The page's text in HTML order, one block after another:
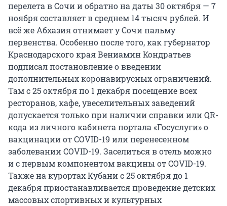
перелета в Сочи и обратно на даты 30 октября — 7
ноября составляет в среднем 14 тысяч рублей. И
всё же Абхазия отнимает у Сочи пальму
первенства. Особенно после того, как губернатор
Краснодарского края Вениамин Кондратьев
подписал постановление о введении
дополнительных коронавирусных ограничений.
Там с 25 октября по 1 декабря посещение всех
ресторанов, кафе, увеселительных заведений
допускается только при наличии справки или QR-
кода из личного кабинета портала «Госуслуги» о
вакцинации от COVID-19 или перенесенном
заболевании COVID-19. Заселиться в отель можно
и с первым компонентом вакцины от COVID-19.
Также на курортах Кубани с 25 октября до 1
декабря приостанавливается проведение детских
массовых спортивных и культурных